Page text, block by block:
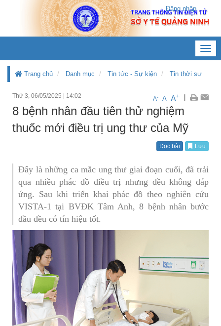
Đăng nhập
Trang chủ Danh mục Tin tức - Sự kiện Tin thời sự
Thứ 3, 06/05/2025 14:02 A- A A+
8 bệnh nhân đầu tiên thử nghiệm
thuốc mới điều trị ung thư của Mỹ
Đọc bài Lưu
Đây là những ca mắc ung thư giai đoạn cuối, đã trải
qua nhiều phác đồ điều trị nhưng đều không đáp
ứng. Sau khi triển khai phác đồ theo nghiên cứu
VISTA-1 tại BVĐK Tâm Anh, 8 bệnh nhân bước
đầu đều có tín hiệu tốt.